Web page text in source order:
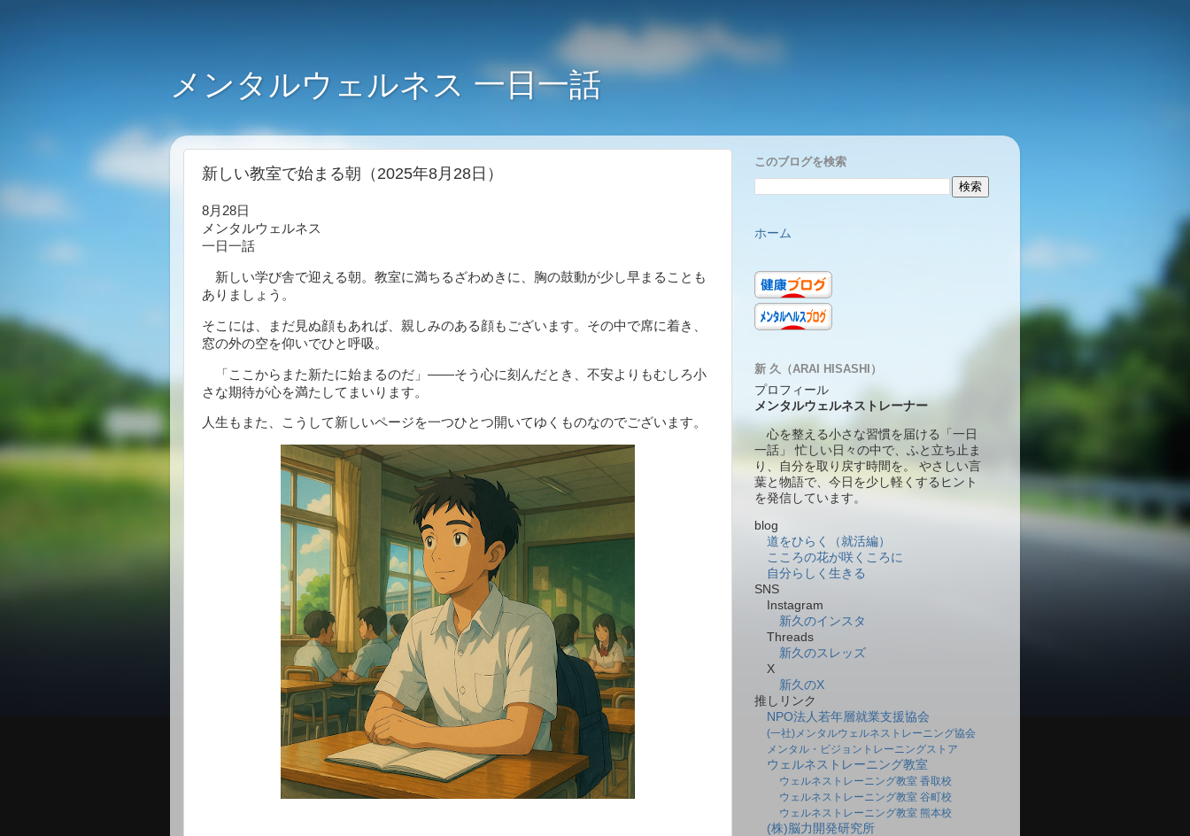
メンタルウェルネス 一日一話
新しい教室で始まる朝（2025年8月28日）
8月28日
メンタルウェルネス
一日一話
新しい学び舎で迎える朝。教室に満ちるざわめきに、胸の鼓動が少し早まることも
ありましょう。
そこには、まだ見ぬ顔もあれば、親しみのある顔もございます。その中で席に着き、
窓の外の空を仰いでひと呼吸。
「ここからまた新たに始まるのだ」――そう心に刻んだとき、不安よりもむしろ小
さな期待が心を満たしてまいります。
人生もまた、こうして新しいページを一つひとつ開いてゆくものなのでございます。
このブログを検索
ホーム
新 久（ARAI HISASHI）
プロフィール
メンタルウェルネストレーナー
心を整える小さな習慣を届ける「一日
一話」 忙しい日々の中で、ふと立ち止ま
り、自分を取り戻す時間を。 やさしい言
葉と物語で、今日を少し軽くするヒント
を発信しています。
blog
道をひらく（就活編）
こころの花が咲くころに
自分らしく生きる
SNS
Instagram
新久のインスタ
Threads
新久のスレッズ
X
新久のX
推しリンク
NPO法人若年層就業支援協会
(一社)メンタルウェルネストレーニング協会
メンタル・ビジョントレーニングストア
ウェルネストレーニング教室
ウェルネストレーニング教室 香取校
ウェルネストレーニング教室 谷町校
ウェルネストレーニング教室 熊本校
(株)脳力開発研究所